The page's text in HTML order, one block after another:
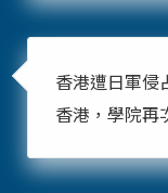
香港遭日軍侵
香港，學院再